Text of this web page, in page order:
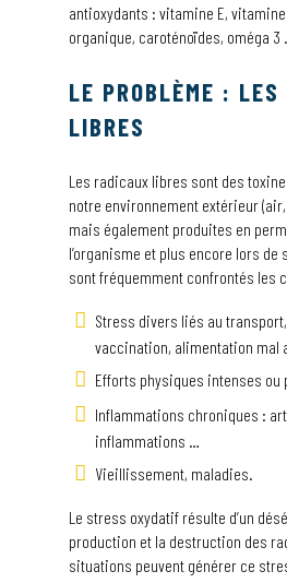
OÙ TROUVER NOS
antioxydants : vitamine E,
organique, caroténoïdes, oméga 3 …
LE PROBLÈME : LES
LIBRES
Les radicaux libres sont des
notre environnement extérieur
mais également produites en
l’organisme et plus encore lors
sont fréquemment confrontés les
Stress divers liés au
vaccination, alimentation mal
Efforts physiques intenses ou
Inflammations chroniques :
inflammations …
Vieillissement, maladies.
Le stress oxydatif résulte d’un
production et la destruction des
situations peuvent générer ce